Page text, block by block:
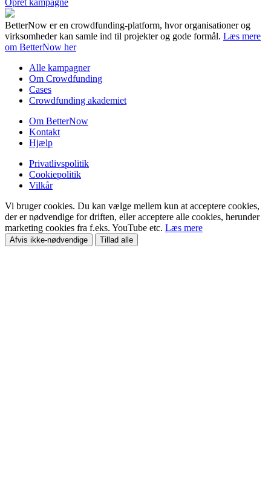
BetterNow er en crowdfunding-platform, hvor organisationer og
virksomheder kan samle ind til projekter og gode formål. Læs mere
om BetterNow her
Alle kampagner
Om Crowdfunding
Cases
Crowdfunding akademiet
Om BetterNow
Kontakt
Hjælp
Privatlivspolitik
Cookiepolitik
Vilkår
Vi bruger cookies. Du kan vælge mellem kun at acceptere cookies,
der er nødvendige for driften, eller acceptere alle cookies, herunder
marketing cookies fra f.eks. YouTube etc. Læs mere
Afvis ikke-nødvendige Tillad alle